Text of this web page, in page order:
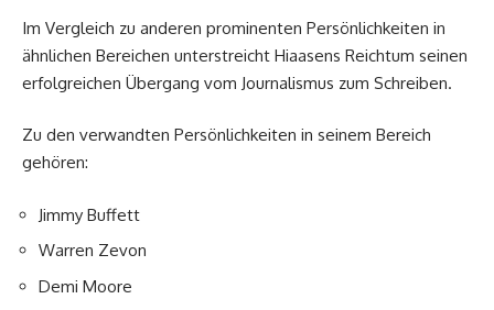
Im Vergleich zu anderen prominenten Persönlichkeiten in
ähnlichen Bereichen unterstreicht Hiaasens Reichtum seinen
erfolgreichen Übergang vom Journalismus zum Schreiben.
Zu den verwandten Persönlichkeiten in seinem Bereich
gehören:
Jimmy Buffett
Warren Zevon
Demi Moore